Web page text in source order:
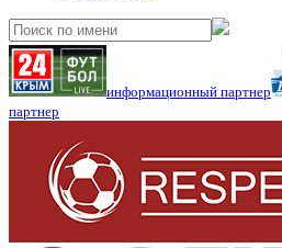
информационный партнер
партнер